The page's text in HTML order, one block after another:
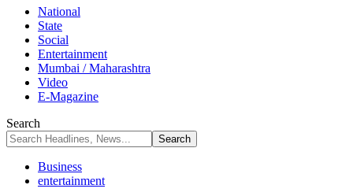
National
State
Social
Entertainment
Mumbai / Maharashtra
Video
E-Magazine
Search
Business
entertainment